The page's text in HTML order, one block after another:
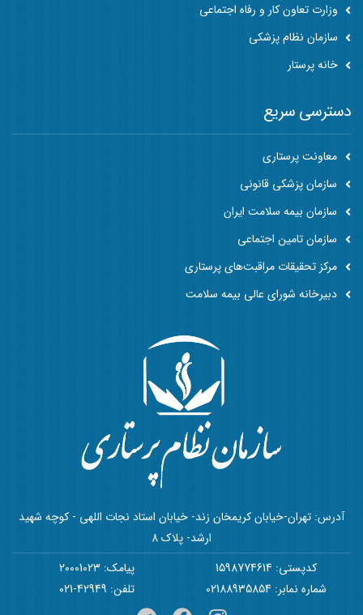
وزارت تعاون کار و رفاه اجتماعی
سازمان نظام پزشکی
خانه پرستار
آدرس: تهران-خیابان کریمخان زند- خیابان استاد نجات اللهی - کوچه شهید
ارشد- پلاک 8
کدپستی: 1598774614
پیامک: 20001023
شماره نمابر: 02188935854
تلفن: 42949-021
دسترسی سریع
معاونت پرستاری
سازمان پزشکی قانونی
سازمان بیمه سلامت ایران
سازمان تامین اجتماعی
مرکز تحقیقات مراقبت‌های پرستاری
دبیرخانه شورای عالی بیمه سلامت